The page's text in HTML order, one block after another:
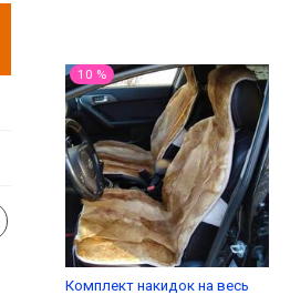
10 %
Комплект накидок на весь